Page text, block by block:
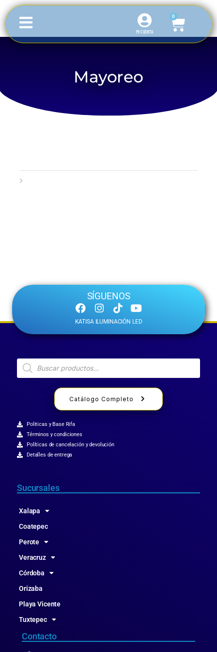
MI CUENTA
0
Mayoreo
SÍGUENOS
KATISA ILUMINACIÓN LED
Catálogo Completo
Politicas y Base Rifa
Términos y condiciones
Políticas de cancelación y devolución
Detalles de entrega
Sucursales
Xalapa
Coatepec
Perote
Veracruz
Córdoba
Orizaba
Playa Vicente
Tuxtepec
Contacto